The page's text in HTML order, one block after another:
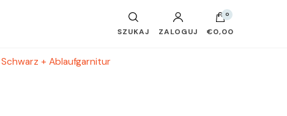
SZUKAJ ZALOGUJ
0
€0,00
+ Ablaufgarnitur